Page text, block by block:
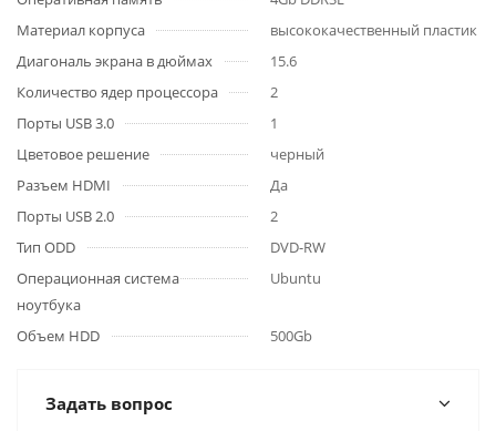
Материал корпуса
высококачественный пластик
Диагональ экрана в дюймах
15.6
Количество ядер процессора
2
Порты USB 3.0
1
Цветовое решение
черный
Разъем HDMI
Да
Порты USB 2.0
2
Тип ODD
DVD-RW
Операционная система
ноутбука
Ubuntu
Объем HDD 500Gb
Задать вопрос